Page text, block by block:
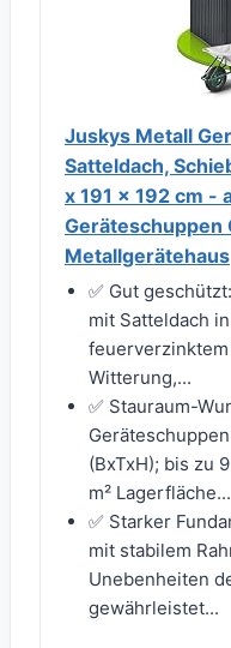
Juskys Metall
Satteldach,
x 191 x 192 cm -
Geräteschuppen
Metallgerätehaus
✅ Gut
mit Satteldach
Witterung,...
✅ Stauraum-
(BxTxH); bis zu
m² Lagerfläche...
✅ Starker
mit stabilem
Unebenheiten
gewährleistet...